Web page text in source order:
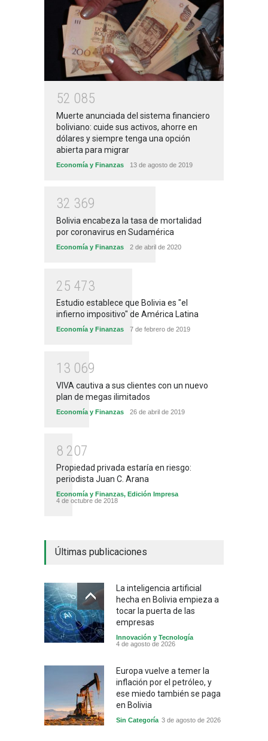
52 085
Muerte anunciada del sistema financiero
boliviano: cuide sus activos, ahorre en
dólares y siempre tenga una opción
abierta para migrar
Economía y Finanzas 13 de agosto de 2019
32 369
Bolivia encabeza la tasa de mortalidad
por coronavirus en Sudamérica
Economía y Finanzas 2 de abril de 2020
25 473
Estudio establece que Bolivia es "el
infierno impositivo" de América Latina
Economía y Finanzas 7 de febrero de 2019
1 3 069
VIVA cautiva a sus clientes con un nuevo
plan de megas ilimitados
Economía y Finanzas 26 de abril de 2019
8 207
Propiedad privada estaría en riesgo:
periodista Juan C. Arana
Economía y Finanzas, Edición Impresa
4 de octubre de 2018
Últimas publicaciones
La inteligencia artificial
hecha en Bolivia empieza a
tocar la puerta de las
empresas
Innovación y Tecnología
4 de agosto de 2026
Europa vuelve a temer la
inflación por el petróleo, y
ese miedo también se paga
en Bolivia
Sin Categoría 3 de agosto de 2026